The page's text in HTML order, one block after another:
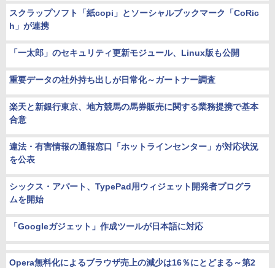
スクラップソフト「紙copi」とソーシャルブックマーク「CoRic
h」が連携
「一太郎」のセキュリティ更新モジュール、Linux版も公開
重要データの社外持ち出しが日常化～ガートナー調査
楽天と新銀行東京、地方競馬の馬券販売に関する業務提携で基本
合意
違法・有害情報の通報窓口「ホットラインセンター」が対応状況
を公表
シックス・アパート、TypePad用ウィジェット開発者プログラ
ムを開始
「Googleガジェット」作成ツールが日本語に対応
Opera無料化によるブラウザ売上の減少は16％にとどまる～第2